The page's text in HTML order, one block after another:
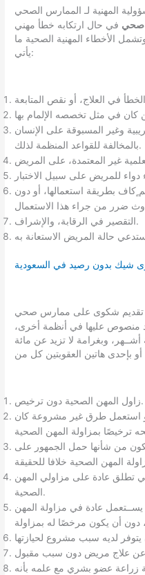
المهنية لـ الممارس الصحي
صحي في حال ارتكابه خطأ مهني
الأخطاء المهنية الصحية ما
يأتي:
وغير المسبوقة على الإنسان
بالمخالفة للقواعد المنظمة لذلك.
ٍكاف بطريقة استعمالها، أو دون
التقصير في الرقابة، والإشراف.
شيك بدون رصيد في السعودية
تقديم شكوى على ممارس صحي
منصوص عليها في أنظمة أخرى،
وبغرامة لا تزيد عن مائة
زاول المهن الصحية دون ترخيص.
أو استعمل طرق غير مشروعة كان
من شأنها حمل الجمهور على
تطلق عادة على مزاولي المهن
الصحية.
عادة في مزاولة المهن
دون أن يكون مرخصًا له بمزاولة
زراعة عضو بشري مع علمه بأنه